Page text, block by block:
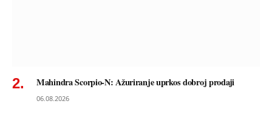
Mahindra Scorpio-N: Ažuriranje uprkos dobroj prodaji
06.08.2026